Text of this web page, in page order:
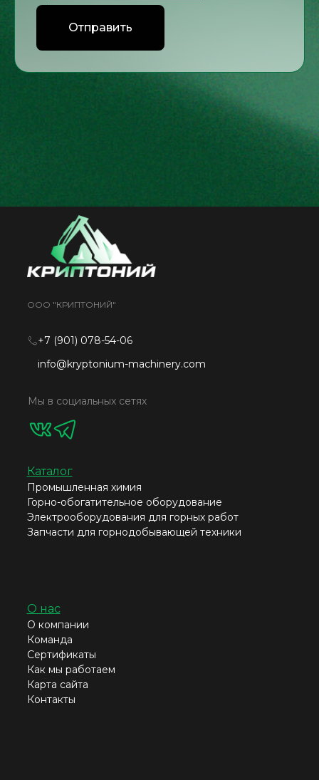
Отправить
+7 (901) 078-54-06
info@kryptonium-machinery.com
Каталог
Промышленная химия
Горно-обогатительное оборудование
Электрооборудования для горных работ
Запчасти для горнодобывающей техники
О нас
О компании
Команда
Сертификаты
Как мы работаем
Карта сайта
Контакты
Мы в социальных сетях
ООО "КРИПТОНИЙ"